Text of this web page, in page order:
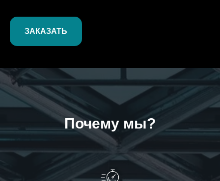
ЗАКАЗАТЬ
Почему мы?